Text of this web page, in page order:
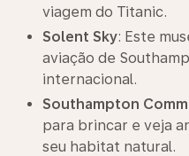
viagem do Titanic.
Solent Sky: Este
aviação de
internacional.
Southampton
para brincar e veja
seu habitat natural.